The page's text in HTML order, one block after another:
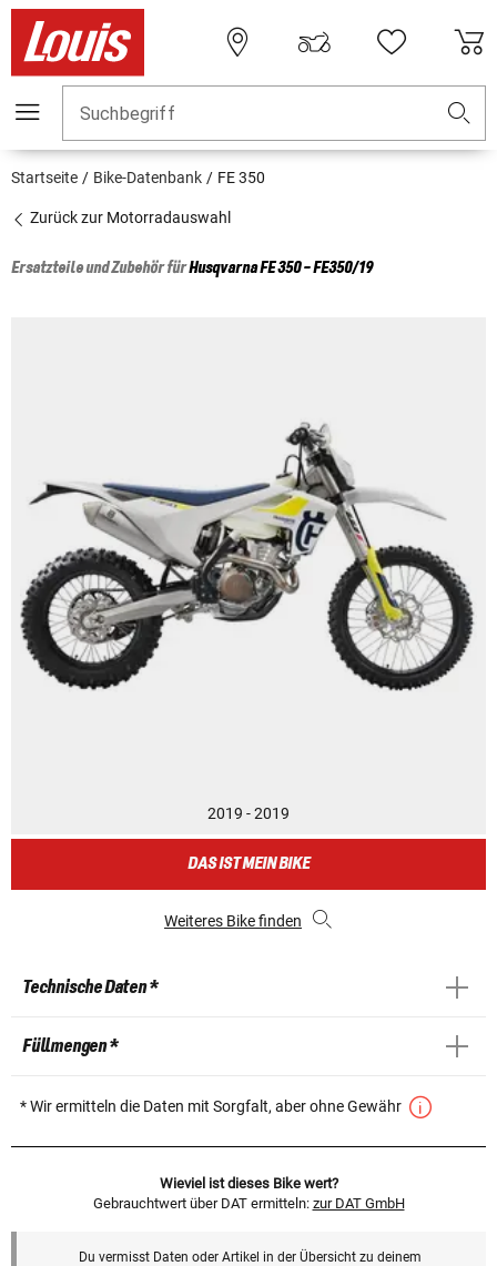
Suchbegriff
Startseite Bike-Datenbank FE 350
Zurück zur Motorradauswahl
Ersatzteile und Zubehör fürHusqvarnaFE 350 - FE350/19
2019 - 2019
DAS IST MEIN BIKE
Weiteres Bike finden
Technische Daten *
Füllmengen *
* Wir ermitteln die Daten mit Sorgfalt, aber ohne Gewähr
Wieviel ist dieses Bike wert?
Gebrauchtwert über DAT ermitteln: zur DAT GmbH
Du vermisst Daten oder Artikel in der Übersicht zu deinem